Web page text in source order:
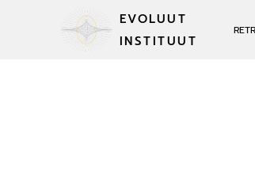
EVOLUUT
INSTITUUT